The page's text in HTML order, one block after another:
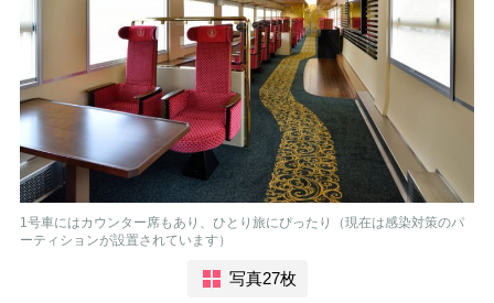
1号車にはカウンター席もあり、ひとり旅にぴったり（現在は感染対策のパ
ーティションが設置されています）
写真27枚